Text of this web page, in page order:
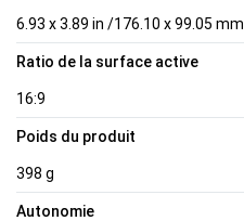
6.93 x 3.89 in /176.10 x 99.05 mm
Ratio de la surface active
16:9
Poids du produit
398 g
Autonomie